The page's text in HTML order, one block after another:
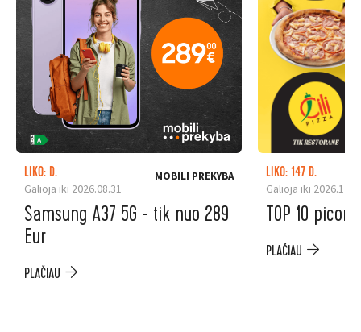
LIKO: D.
Galioja iki 2026.08.31
MOBILI PREKYBA
Samsung A37 5G - tik nuo 289
Eur
PLAČIAU
LIKO: 147 D.
Galioja iki
TOP 10
PLAČIAU